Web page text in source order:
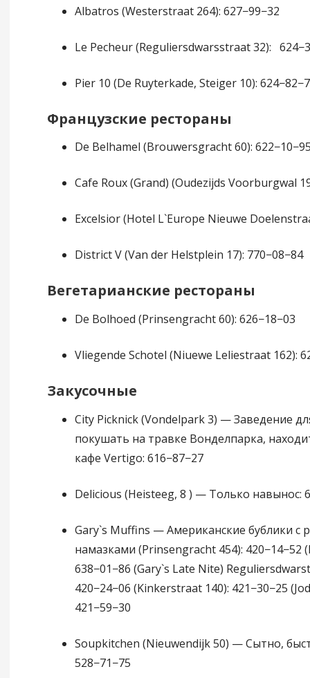
Albatros (Westerstraat 264): 627−99−32
Le Pecheur (Reguliersdwarsstraat 32):
Pier 10 (De Ruyterkade, Steiger 10):
Французские рестораны
De Belhamel (Brouwersgracht 60):
Cafe Roux (Grand) (Oudezijds Voorburgwal
Excelsior (Hotel L`Europe Nieuwe
District V (Van der Helstplein 17): 770−08−84
Вегетарианские рестораны
De Bolhoed (Prinsengracht 60): 626−18−03
Vliegende Schotel (Niuewe Leliestraat 162):
Закусочные
City Picknick (Vondelpark 3) — Заведение
покушать на травке Вонделпарка,
кафе Vertigo: 616−87−27
Delicious (Heisteeg, 8 ) — Только навынос:
Gary`s Muffins — Американские бублики с
намазками (Prinsengracht 454): 420−14−52
638−01−86 (Gary`s Late Nite)
420−24−06 (Kinkerstraat 140): 421−30−25
421−59−30
Soupkitchen (Nieuwendijk 50) — Сытно,
528−71−75